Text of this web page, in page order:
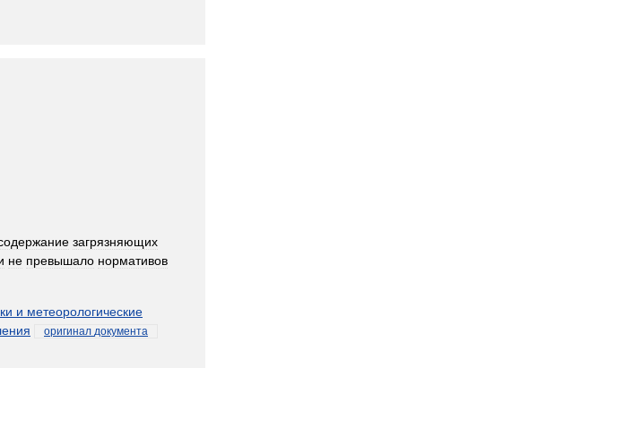
загрязняющих
не превышало нормативов
и метеорологические
оригинал документа